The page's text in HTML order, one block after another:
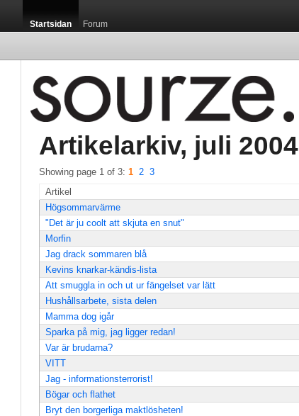
Startsidan Forum
Artikelarkiv, juli 2004
Showing page 1 of 3: 1 2 3
Artikel
Högsommarvärme
"Det är ju coolt att skjuta en snut"
Morfin
Jag drack sommaren blå
Kevins knarkar-kändis-lista
Att smuggla in och ut ur fängelset var lätt
Hushållsarbete, sista delen
Mamma dog igår
Sparka på mig, jag ligger redan!
Var är brudarna?
VITT
Jag - informationsterrorist!
Bögar och flathet
Bryt den borgerliga maktlösheten!